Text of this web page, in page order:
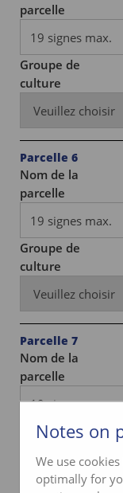
parcelle
Groupe de
culture
Parcelle 6
Nom de la
parcelle
Groupe de
culture
Parcelle 7
Nom de la
parcelle
Groupe de
Notes on
We use
optimally for